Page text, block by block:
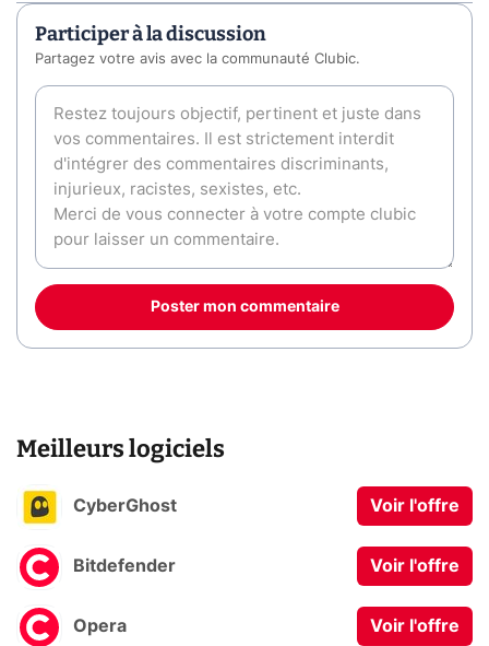
Participer à la discussion
Partagez votre avis avec la communauté Clubic.
Poster mon commentaire
Meilleurs logiciels
CyberGhost Voir l'offre
Bitdefender Voir l'offre
Opera Voir l'offre